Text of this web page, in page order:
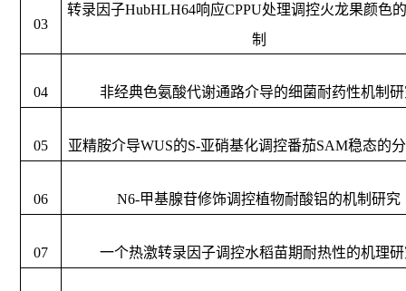
03
转录因子HubHLH64响应CPPU处理调控火龙果颜色
制
04 非经典色氨酸代谢通路介导的细菌耐药性机制
05 亚精胺介导WUS的S-亚硝基化调控番茄SAM稳态的
06 N6-甲基腺苷修饰调控植物耐酸铝的机制研究
07 一个热激转录因子调控水稻苗期耐热性的机理